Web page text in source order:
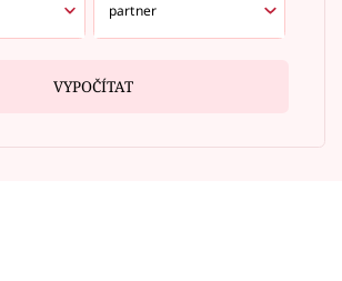
VYPOČÍTAT